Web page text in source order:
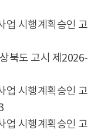
업 시행계획승인 고
북도 고시 제2026-
업 시행계획승인 고
업 시행계획승인 고